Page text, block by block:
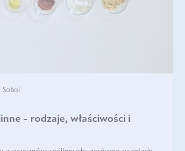
Sobol
- rodzaje, właściwości i